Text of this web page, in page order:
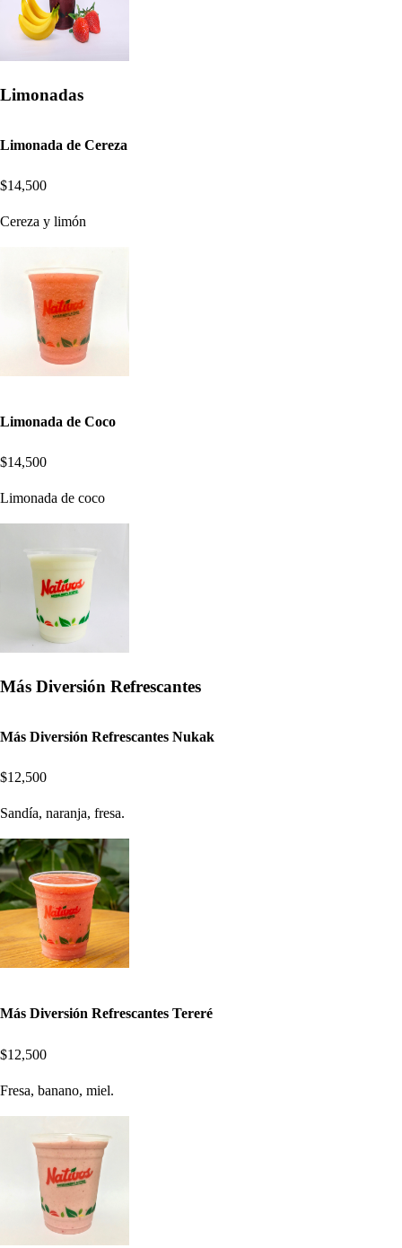
Limonadas
Limonada de Cereza
$14,500
Cereza y limón
Limonada de Coco
$14,500
Limonada de coco
Más Diversión Refrescantes
Más Diversión Refrescantes Nukak
$12,500
Sandía, naranja, fresa.
Más Diversión Refrescantes Tereré
$12,500
Fresa, banano, miel.